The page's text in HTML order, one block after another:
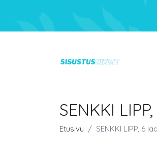
SENKKI
Etusivu SENKKI LIPP, 6